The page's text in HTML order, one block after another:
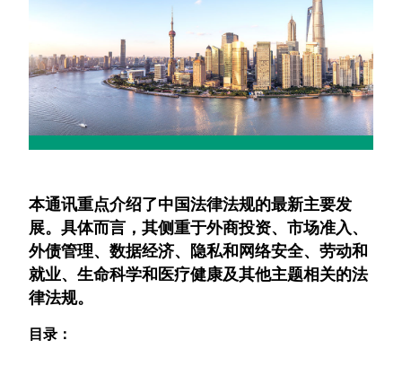
本通讯重点介绍了中国法律法规的最新主要发
展。具体而言，其侧重于外商投资、市场准入、
外债管理、数据经济、隐私和网络安全、劳动和
就业、生命科学和医疗健康及其他主题相关的法
律法规。
目录：